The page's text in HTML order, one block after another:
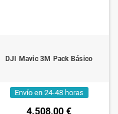
DJI Mavic 3M Pack Básico
Envío en 24-48 horas
4.508,00 €